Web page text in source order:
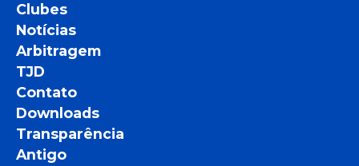
Clubes
Notícias
Arbitragem
TJD
Contato
Downloads
Transparência
Antigo